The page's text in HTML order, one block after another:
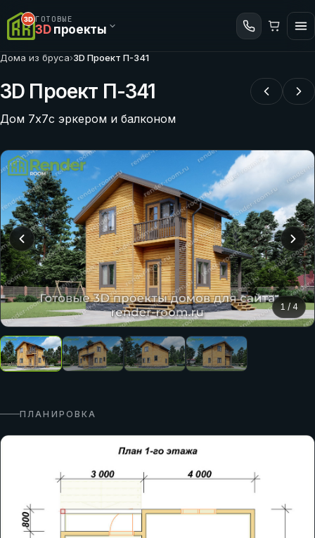
ГОТОВЫЕ
3Dпроекты
Дома из бруса›3D Проект П-341
3D Проект П-341
Дом 7х7с эркером и балконом
1 / 4
ПЛАНИРОВКА